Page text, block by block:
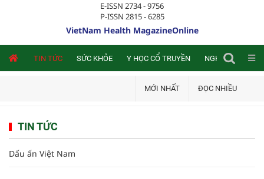
E-ISSN 2734 - 9756
P-ISSN 2815 - 6285
VietNam Health MagazineOnline
TIN TỨC SỨC KHỎE Y HỌC CỔ TRUYỀN NGHIÊN CỨU
MỚI NHẤT ĐỌC NHIỀU
TIN TỨC
Dấu ấn Việt Nam